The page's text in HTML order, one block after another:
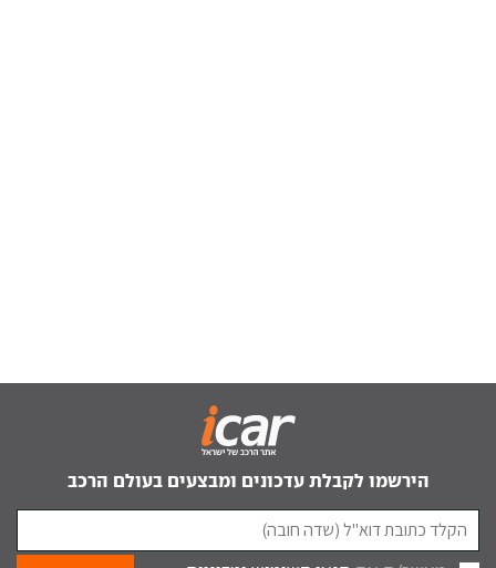
הירשמו לקבלת עדכונים ומבצעים בעולם הרכב